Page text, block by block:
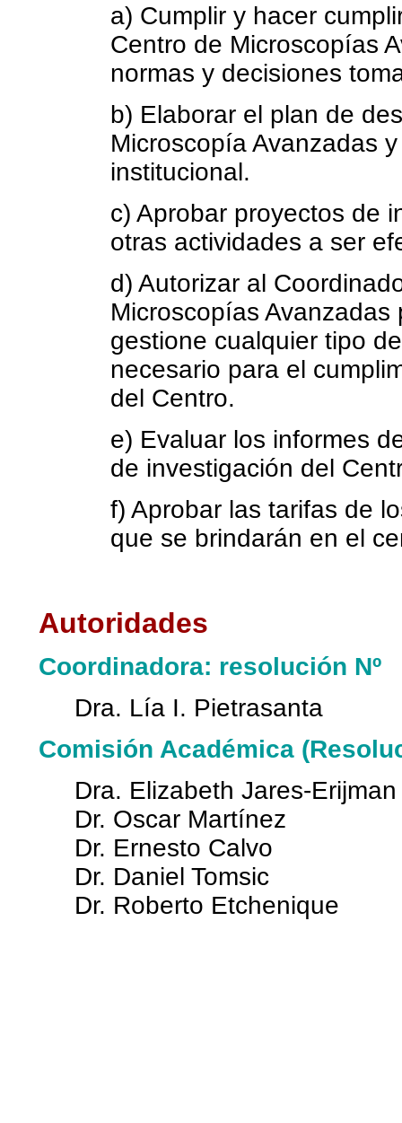
a) Cumplir y hacer
Centro de Microscopías
normas y decisiones
b) Elaborar el plan de
Microscopía Avanzadas
institucional.
c) Aprobar proyectos de
otras actividades a ser
d) Autorizar al
Microscopías
gestione cualquier tipo
necesario para el
del Centro.
e) Evaluar los informes
de investigación del
f) Aprobar las tarifas de
que se brindarán en el
Autoridades
Coordinadora: resolución Nº
Dra. Lía I. Pietrasanta
Comisión Académica
Dra. Elizabeth Jares-Erijman
Dr. Oscar Martínez
Dr. Ernesto Calvo
Dr. Daniel Tomsic
Dr. Roberto Etchenique